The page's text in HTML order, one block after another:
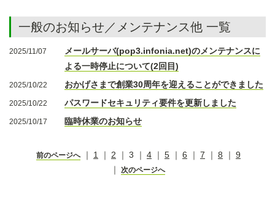
一般のお知らせ／メンテナンス他 一覧
2025/11/07
メールサーバ(pop3.infonia.net)のメンテナンスに
よる一時停止について(2回目)
2025/10/22 おかげさまで創業30周年を迎えることができました
2025/10/22 パスワードセキュリティ要件を更新しました
2025/10/17 臨時休業のお知らせ
前のページへ 1 2 3 4 5 6 7 8 9
次のページへ